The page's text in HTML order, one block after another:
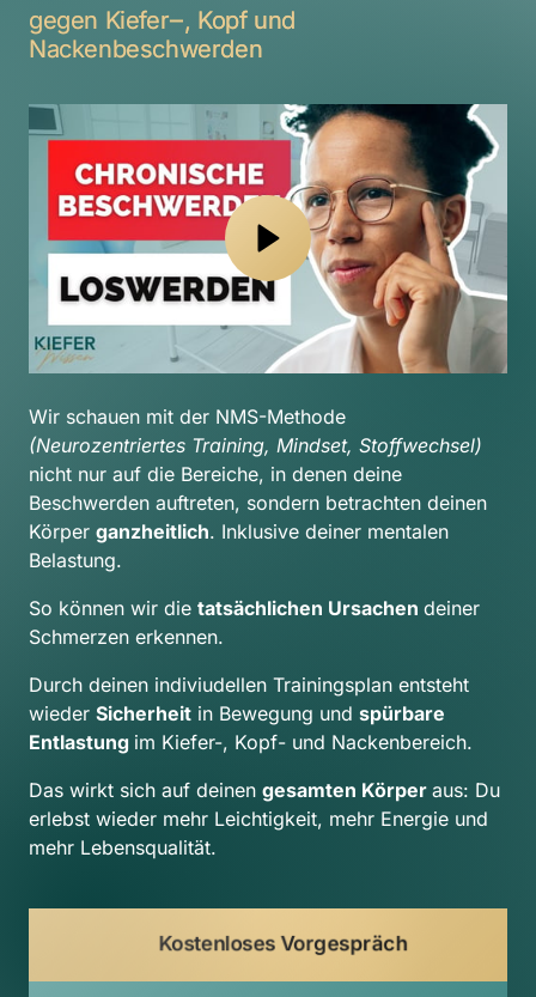
gegen Kiefer‒, Kopf
Nackenbeschwerden
nicht nur auf die Bereiche, in denen deine
Beschwerden auftreten, sondern betrachten deinen
Körper ganzheitlich. Inklusive deiner mentalen
Belastung.
So können wir die tatsächlichen Ursachen deiner
Schmerzen erkennen.
Durch deinen indiviudellen Trainingsplan entsteht
wieder Sicherheit in Bewegung und spürbare
Entlastung im Kiefer-, Kopf- und Nackenbereich.
Das wirkt sich auf deinen gesamten Körper aus: Du
erlebst wieder mehr Leichtigkeit, mehr Energie und
mehr Lebensqualität.
Kostenloses Vorgespräch